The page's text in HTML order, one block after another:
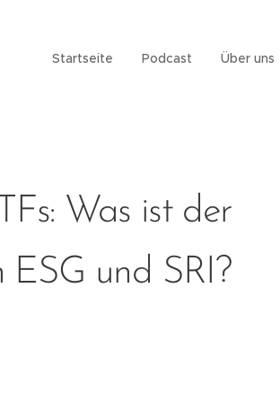
Startseite Podcast Über uns
Was ist der
ESG und SRI?